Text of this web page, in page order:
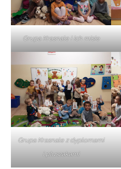
Grupa Krasnale i ich misie
Grupa Krasnale z dyplomami
i pluszakami